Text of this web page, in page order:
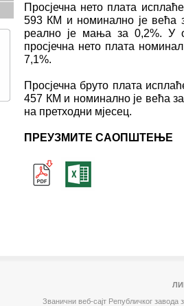
Просјечна нето плата
593 КМ и номинално је већа
реално је мања за 0,2%. У
просјечна нето плата
7,1%.
Просјечна бруто плата
457 КМ и номинално је већа
на претходни мјесец.
ПРЕУЗМИТЕ САОПШТЕЊЕ
Званични веб-сајт Републичког